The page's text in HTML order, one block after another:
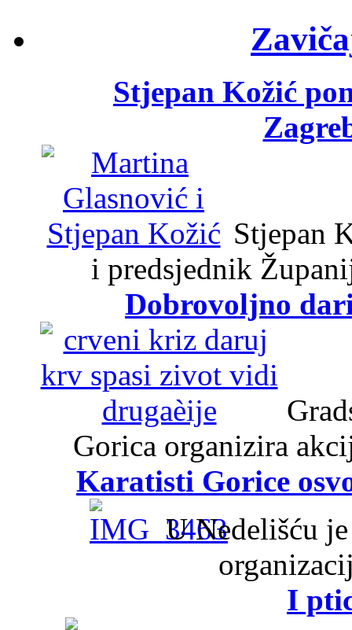
Stjepan Kožić
Stjepan
i predsjednik
Dobrovoljno
Gorica organizira
Karatisti Gorice
U Nedelišću
I